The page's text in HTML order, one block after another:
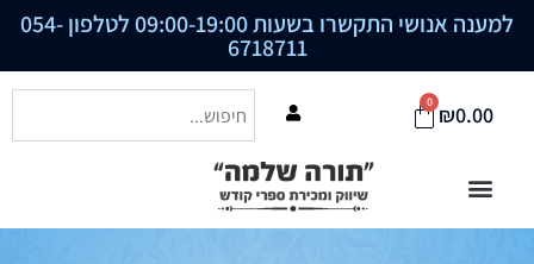
למענה אנושי התקשרו בשעות 09:00-19:00 לטלפון 054-
6718711
₪0.00
0